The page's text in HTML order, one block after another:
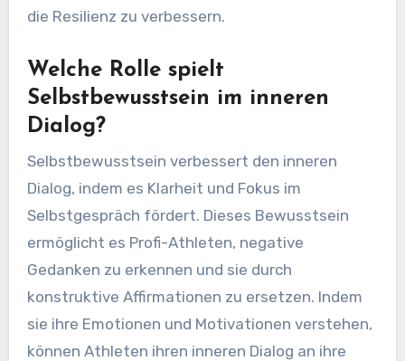
die Resilienz zu verbessern.
Welche Rolle spielt
Selbstbewusstsein im inneren
Dialog?
Selbstbewusstsein verbessert den inneren
Dialog, indem es Klarheit und Fokus im
Selbstgespräch fördert. Dieses Bewusstsein
ermöglicht es Profi-Athleten, negative
Gedanken zu erkennen und sie durch
konstruktive Affirmationen zu ersetzen. Indem
sie ihre Emotionen und Motivationen verstehen,
können Athleten ihren inneren Dialog an ihre